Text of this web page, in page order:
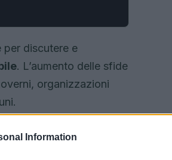
Information
per discutere e
. L’aumento delle sfide
organizzazioni